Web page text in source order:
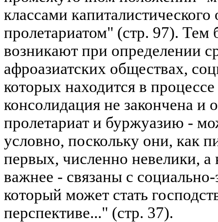
классами
пролетариатом" (стр. 97). Тем
возникают при определении
афроазиатских обществах,
которых находится в
консолидация не закончена и
пролетариат и буржуазию -
условно, поскольку они, как
первых, численно невелики,
важнее - связаны с
который может стать
перспективе..." (стр. 37).